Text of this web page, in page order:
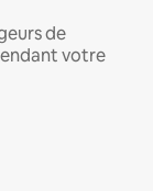
de
votre